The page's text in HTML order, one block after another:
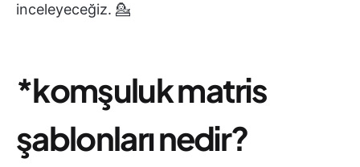
inceleyeceğiz. 💁
*komşuluk matris
şablonları nedir?